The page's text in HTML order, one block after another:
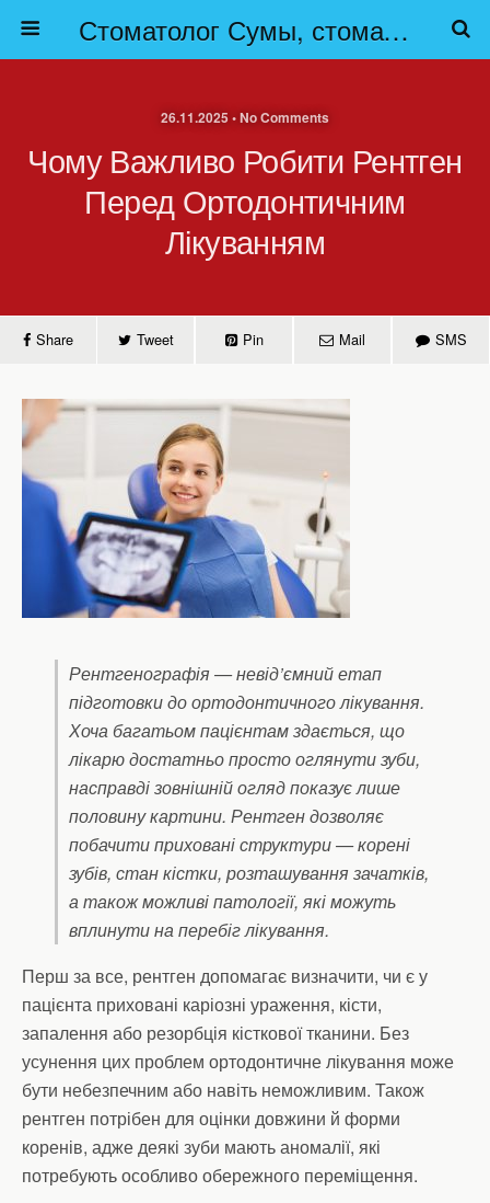
Стоматолог Сумы, стоматологические клиники Сумы, детская стоматология в Сумах. | Частная стоматология Сумы
26.11.2025 • No Comments
Чому Важливо Робити Рентген
Перед Ортодонтичним
Лікуванням
Share Tweet Pin Mail SMS
Рентгенографія — невід’ємний етап
підготовки до ортодонтичного лікування.
Хоча багатьом пацієнтам здається, що
лікарю достатньо просто оглянути зуби,
насправді зовнішній огляд показує лише
половину картини. Рентген дозволяє
побачити приховані структури — корені
зубів, стан кістки, розташування зачатків,
а також можливі патології, які можуть
вплинути на перебіг лікування.
Перш за все, рентген допомагає визначити, чи є у
пацієнта приховані каріозні ураження, кісти,
запалення або резорбція кісткової тканини. Без
усунення цих проблем ортодонтичне лікування може
бути небезпечним або навіть неможливим. Також
рентген потрібен для оцінки довжини й форми
коренів, адже деякі зуби мають аномалії, які
потребують особливо обережного переміщення.